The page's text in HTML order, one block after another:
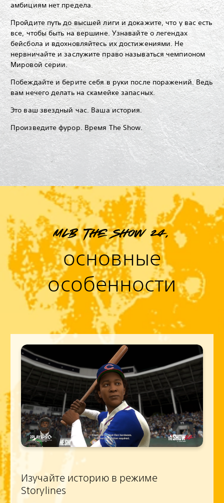
амбициям нет предела.
Пройдите путь до высшей лиги и докажите, что у вас есть
все, чтобы быть на вершине. Узнавайте о легендах
бейсбола и вдохновляйтесь их достижениями. Не
нервничайте и заслужите право называться чемпионом
Мировой серии.
Побеждайте и берите себя в руки после поражений. Ведь
вам нечего делать на скамейке запасных.
Это ваш звездный час. Ваша история.
Произведите фурор. Время The Show.
MLB The Show 24,
основные
особенности
Изучайте историю в режиме
Storylines